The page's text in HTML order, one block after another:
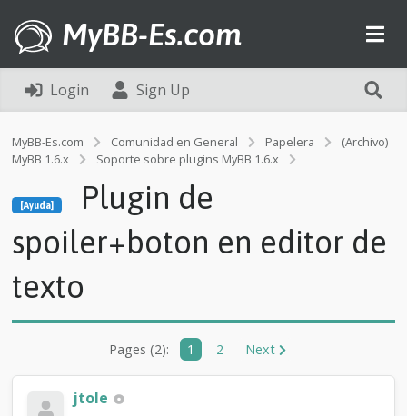
MyBB-Es.com
Login Sign Up
MyBB-Es.com Comunidad en General Papelera
(Archivo)
MyBB 1.6.x
Soporte sobre plugins MyBB 1.6.x
g
[Ayuda]
Plugin de
spoiler+boton en editor de
texto
Pages (2): 1 2 Next
jtole